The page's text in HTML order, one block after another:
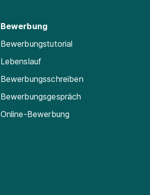
Bewerbung
Bewerbungstutorial
Lebenslauf
Bewerbungsschreiben
Bewerbungsgespräch
Online-Bewerbung